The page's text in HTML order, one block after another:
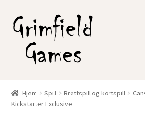
Hopp
til
navigasjon
Hopp
til
innhold
Nettbutikk
Hjem Spill Brettspill og kortspill
Kickstarter Exclusive